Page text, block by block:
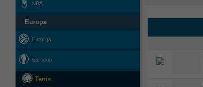
NBA
Europa
Euroliga
Eurocup
Tenis